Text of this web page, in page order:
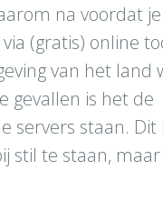
na voordat je
(gratis) online
van het land
gevallen is het de
servers staan. Dit
stil te staan,